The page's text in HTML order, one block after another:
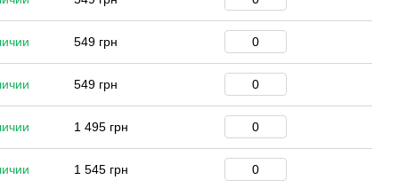
549 грн
549 грн
1 495 грн
1 545 грн